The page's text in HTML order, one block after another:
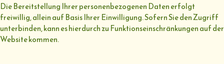
Die Bereitstellung Ihrer personenbezogenen Daten erfolgt
freiwillig, allein auf Basis Ihrer Einwilligung. Sofern Sie den Zugriff
unterbinden, kann es hierdurch zu Funktionseinschränkungen auf der
Website kommen.